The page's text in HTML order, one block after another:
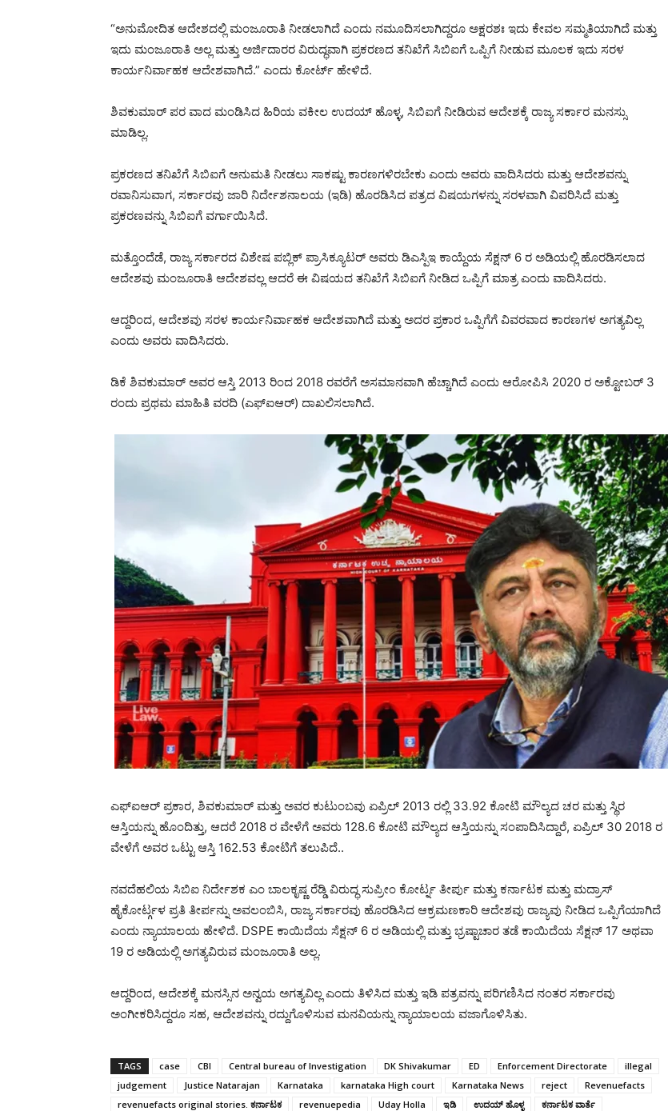
“ಅನುಮೋದಿತ ಆದೇಶದಲ್ಲಿ ಮಂಜೂರಾತಿ ನೀಡಲಾಗಿದೆ ಎಂದು ನಮೂದಿಸಲಾಗಿದ್ದರೂ ಅಕ್ಷರಶಃ ಇದು ಕೇವಲ ಸಮ್ಮತಿಯಾಗಿದೆ ಮತ್ತು
ಇದು ಮಂಜೂರಾತಿ ಅಲ್ಲ ಮತ್ತು ಅರ್ಜಿದಾರರ ವಿರುದ್ಧವಾಗಿ ಪ್ರಕರಣದ ತನಿಖೆಗೆ ಸಿಬಿಐಗೆ ಒಪ್ಪಿಗೆ ನೀಡುವ ಮೂಲಕ ಇದು ಸರಳ
ಕಾರ್ಯನಿರ್ವಾಹಕ ಆದೇಶವಾಗಿದೆ.” ಎಂದು ಕೋರ್ಟ್ ಹೇಳಿದೆ.
ಶಿವಕುಮಾರ್ ಪರ ವಾದ ಮಂಡಿಸಿದ ಹಿರಿಯ ವಕೀಲ ಉದಯ್ ಹೊಳ್ಳ, ಸಿಬಿಐಗೆ ನೀಡಿರುವ ಆದೇಶಕ್ಕೆ ರಾಜ್ಯ ಸರ್ಕಾರ ಮನಸ್ಸು
ಮಾಡಿಲ್ಲ.
ಪ್ರಕರಣದ ತನಿಖೆಗೆ ಸಿಬಿಐಗೆ ಅನುಮತಿ ನೀಡಲು ಸಾಕಷ್ಟು ಕಾರಣಗಳಿರಬೇಕು ಎಂದು ಅವರು ವಾದಿಸಿದರು ಮತ್ತು ಆದೇಶವನ್ನು
ರವಾನಿಸುವಾಗ, ಸರ್ಕಾರವು ಜಾರಿ ನಿರ್ದೇಶನಾಲಯ (ಇಡಿ) ಹೊರಡಿಸಿದ ಪತ್ರದ ವಿಷಯಗಳನ್ನು ಸರಳವಾಗಿ ವಿವರಿಸಿದೆ ಮತ್ತು
ಪ್ರಕರಣವನ್ನು ಸಿಬಿಐಗೆ ವರ್ಗಾಯಿಸಿದೆ.
ಮತ್ತೊಂದೆಡೆ, ರಾಜ್ಯ ಸರ್ಕಾರದ ವಿಶೇಷ ಪಬ್ಲಿಕ್ ಪ್ರಾಸಿಕ್ಯೂಟರ್ ಅವರು ಡಿಎಸ್ಪಿಇ ಕಾಯ್ದೆಯ ಸೆಕ್ಷನ್ 6 ರ ಅಡಿಯಲ್ಲಿ ಹೊರಡಿಸಲಾದ
ಆದೇಶವು ಮಂಜೂರಾತಿ ಆದೇಶವಲ್ಲ ಆದರೆ ಈ ವಿಷಯದ ತನಿಖೆಗೆ ಸಿಬಿಐಗೆ ನೀಡಿದ ಒಪ್ಪಿಗೆ ಮಾತ್ರ ಎಂದು ವಾದಿಸಿದರು.
ಆದ್ದರಿಂದ, ಆದೇಶವು ಸರಳ ಕಾರ್ಯನಿರ್ವಾಹಕ ಆದೇಶವಾಗಿದೆ ಮತ್ತು ಅದರ ಪ್ರಕಾರ ಒಪ್ಪಿಗೆಗೆ ವಿವರವಾದ ಕಾರಣಗಳ ಅಗತ್ಯವಿಲ್ಲ
ಎಂದು ಅವರು ವಾದಿಸಿದರು.
ಡಿಕೆ ಶಿವಕುಮಾರ್ ಅವರ ಆಸ್ತಿ 2013 ರಿಂದ 2018 ರವರೆಗೆ ಅಸಮಾನವಾಗಿ ಹೆಚ್ಚಾಗಿದೆ ಎಂದು ಆರೋಪಿಸಿ 2020 ರ ಅಕ್ಟೋಬರ್ 3
ರಂದು ಪ್ರಥಮ ಮಾಹಿತಿ ವರದಿ (ಎಫ್ಐಆರ್) ದಾಖಲಿಸಲಾಗಿದೆ.
ಎಫ್ಐಆರ್ ಪ್ರಕಾರ, ಶಿವಕುಮಾರ್ ಮತ್ತು ಅವರ ಕುಟುಂಬವು ಏಪ್ರಿಲ್ 2013 ರಲ್ಲಿ 33.92 ಕೋಟಿ ಮೌಲ್ಯದ ಚರ ಮತ್ತು ಸ್ಥಿರ
ಆಸ್ತಿಯನ್ನು ಹೊಂದಿತ್ತು, ಆದರೆ 2018 ರ ವೇಳೆಗೆ ಅವರು 128.6 ಕೋಟಿ ಮೌಲ್ಯದ ಆಸ್ತಿಯನ್ನು ಸಂಪಾದಿಸಿದ್ದಾರೆ, ಏಪ್ರಿಲ್ 30 2018 ರ
ವೇಳೆಗೆ ಅವರ ಒಟ್ಟು ಆಸ್ತಿ 162.53 ಕೋಟಿಗೆ ತಲುಪಿದೆ..
ನವದೆಹಲಿಯ ಸಿಬಿಐ ನಿರ್ದೇಶಕ ಎಂ ಬಾಲಕೃಷ್ಣ ರೆಡ್ಡಿ ವಿರುದ್ಧ ಸುಪ್ರೀಂ ಕೋರ್ಟ್ನ ತೀರ್ಪು ಮತ್ತು ಕರ್ನಾಟಕ ಮತ್ತು ಮದ್ರಾಸ್
ಹೈಕೋರ್ಟ್ಗಳ ಪ್ರತಿ ತೀರ್ಪನ್ನು ಅವಲಂಬಿಸಿ, ರಾಜ್ಯ ಸರ್ಕಾರವು ಹೊರಡಿಸಿದ ಆಕ್ರಮಣಕಾರಿ ಆದೇಶವು ರಾಜ್ಯವು ನೀಡಿದ ಒಪ್ಪಿಗೆಯಾಗಿದೆ
ಎಂದು ನ್ಯಾಯಾಲಯ ಹೇಳಿದೆ. DSPE ಕಾಯಿದೆಯ ಸೆಕ್ಷನ್ 6 ರ ಅಡಿಯಲ್ಲಿ ಮತ್ತು ಭ್ರಷ್ಟಾಚಾರ ತಡೆ ಕಾಯಿದೆಯ ಸೆಕ್ಷನ್ 17 ಅಥವಾ
19 ರ ಅಡಿಯಲ್ಲಿ ಅಗತ್ಯವಿರುವ ಮಂಜೂರಾತಿ ಅಲ್ಲ.
ಆದ್ದರಿಂದ, ಆದೇಶಕ್ಕೆ ಮನಸ್ಸಿನ ಅನ್ವಯ ಅಗತ್ಯವಿಲ್ಲ ಎಂದು ತಿಳಿಸಿದ ಮತ್ತು ಇಡಿ ಪತ್ರವನ್ನು ಪರಿಗಣಿಸಿದ ನಂತರ ಸರ್ಕಾರವು
ಅಂಗೀಕರಿಸಿದ್ದರೂ ಸಹ, ಆದೇಶವನ್ನು ರದ್ದುಗೊಳಿಸುವ ಮನವಿಯನ್ನು ನ್ಯಾಯಾಲಯ ವಜಾಗೊಳಿಸಿತು.
TAGS case CBI Central bureau of Investigation DK Shivakumar ED Enforcement Directorate
illegal
judgement
Justice Natarajan Karnataka karnataka High court Karnataka News reject
Revenuefacts
revenuefacts original stories. ಕರ್ನಾಟಕ
revenuepedia Uday Holla ಇಡಿ ಉದಯ್ ಹೊಳ್ಳ
ಕರ್ನಾಟಕ ವಾರ್ತೆ